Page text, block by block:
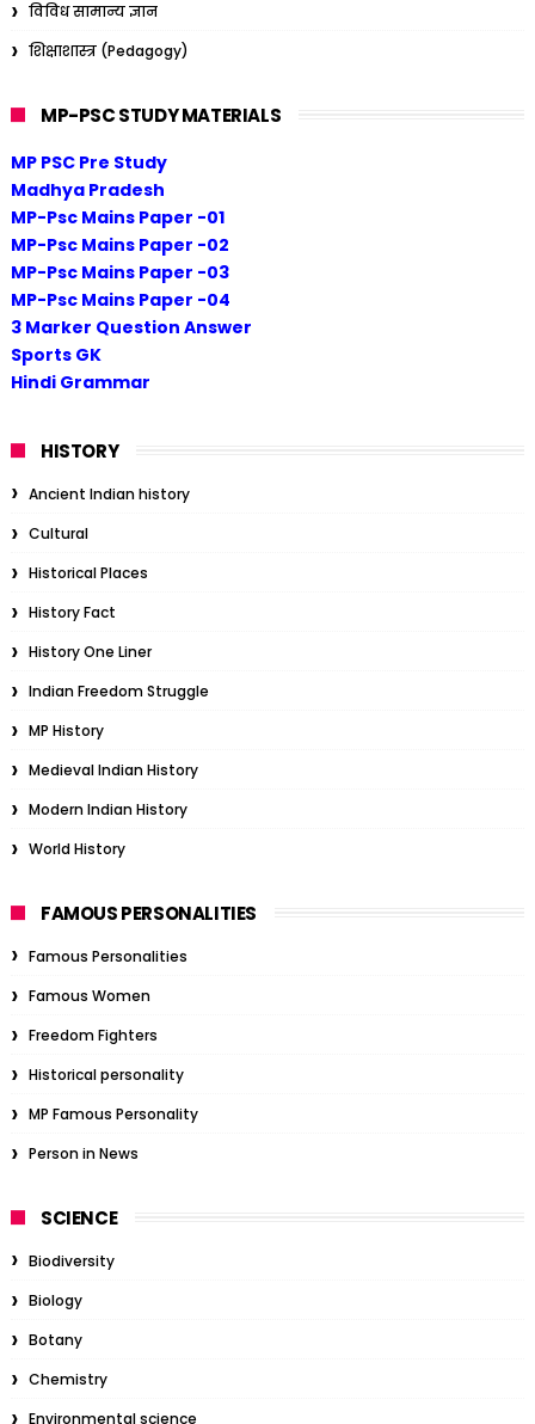
विविध सामान्य ज्ञान
शिक्षाशास्त्र (Pedagogy)
MP-PSC STUDY MATERIALS
MP PSC Pre Study
Madhya Pradesh
MP-Psc Mains Paper -01
MP-Psc Mains Paper -02
MP-Psc Mains Paper -03
MP-Psc Mains Paper -04
3 Marker Question Answer
Sports GK
Hindi Grammar
HISTORY
Ancient Indian history
Cultural
Historical Places
History Fact
History One Liner
Indian Freedom Struggle
MP History
Medieval Indian History
Modern Indian History
World History
FAMOUS PERSONALITIES
Famous Personalities
Famous Women
Freedom Fighters
Historical personality
MP Famous Personality
Person in News
SCIENCE
Biodiversity
Biology
Botany
Chemistry
Environmental science